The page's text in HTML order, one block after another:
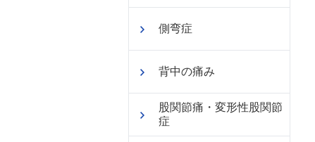
側弯症
背中の痛み
股関節痛・変形性股関節
症